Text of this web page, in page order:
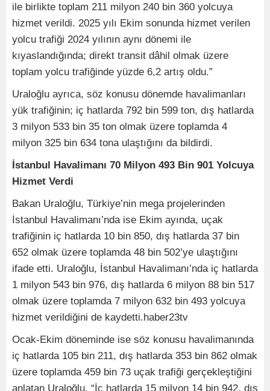
ile birlikte toplam 211 milyon 240 bin 360 yolcuya
hizmet verildi. 2025 yılı Ekim sonunda hizmet verilen
yolcu trafiği 2024 yılının aynı dönemi ile
kıyaslandığında; direkt transit dâhil olmak üzere
toplam yolcu trafiğinde yüzde 6,2 artış oldu.”
Uraloğlu ayrıca, söz konusu dönemde havalimanları
yük trafiğinin; iç hatlarda 792 bin 599 ton, dış hatlarda
3 milyon 533 bin 35 ton olmak üzere toplamda 4
milyon 325 bin 634 tona ulaştığını da bildirdi.
İstanbul Havalimanı 70 Milyon 493 Bin 901 Yolcuya
Hizmet Verdi
Bakan Uraloğlu, Türkiye’nin mega projelerinden
İstanbul Havalimanı’nda ise Ekim ayında, uçak
trafiğinin iç hatlarda 10 bin 850, dış hatlarda 37 bin
652 olmak üzere toplamda 48 bin 502’ye ulaştığını
ifade etti. Uraloğlu, İstanbul Havalimanı’nda iç hatlarda
1 milyon 543 bin 976, dış hatlarda 6 milyon 88 bin 517
olmak üzere toplamda 7 milyon 632 bin 493 yolcuya
hizmet verildiğini de kaydetti.haber23tv
Ocak-Ekim döneminde ise söz konusu havalimanında
iç hatlarda 105 bin 211, dış hatlarda 353 bin 862 olmak
üzere toplamda 459 bin 73 uçak trafiği gerçekleştiğini
anlatan Uraloğlu, “İç hatlarda 15 milyon 14 bin 942, dış